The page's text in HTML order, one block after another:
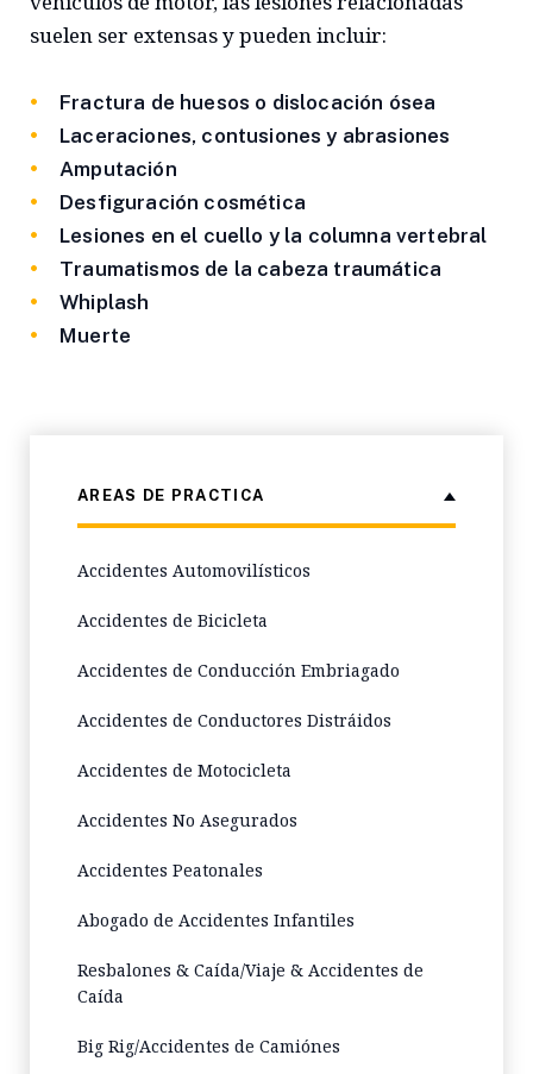
suelen ser extensas y pueden incluir:
Fractura de huesos o dislocación ósea
Laceraciones, contusiones y abrasiones
Amputación
Desfiguración cosmética
Lesiones en el cuello y la columna vertebral
Traumatismos de la cabeza traumática
Whiplash
Muerte
AREAS DE PRACTICA
Accidentes Automovilísticos
Accidentes de Bicicleta
Accidentes de Conducción Embriagado
Accidentes de Conductores Distráidos
Accidentes de Motocicleta
Accidentes No Asegurados
Accidentes Peatonales
Abogado de Accidentes Infantiles
Resbalones & Caída/Viaje & Accidentes de
Caída
Big Rig/Accidentes de Camiónes